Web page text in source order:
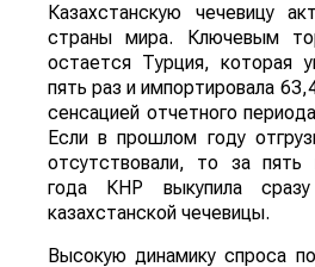
Казахстанскую чечевицу
страны мира. Ключевым
остается Турция, которая
пять раз и импортировала
сенсацией отчетного
Если в прошлом году
отсутствовали, то за пять
года КНР выкупила
казахстанской чечевицы.
Высокую динамику спроса